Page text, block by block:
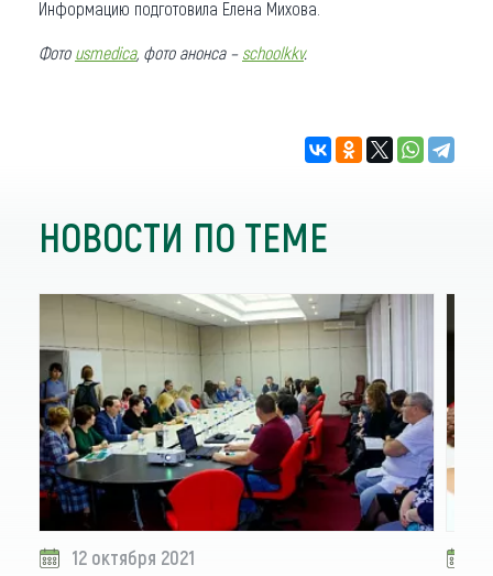
Информацию подготовила Елена Михова.
Фото usmedica, фото анонса – schoolkkv.
НОВОСТИ ПО ТЕМЕ
12 октября 2021